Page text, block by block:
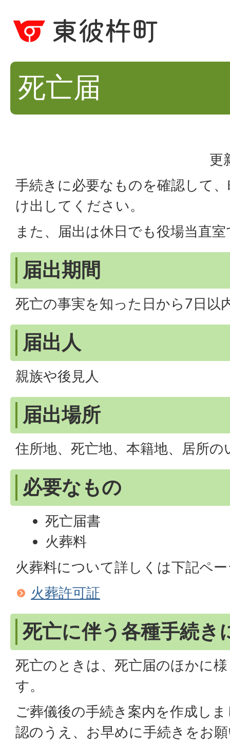
死亡届
更
手続きに必要なものを確認して
け出してください。
また、届出は休日でも役場当直
届出期間
死亡の事実を知った日から7日以
届出人
親族や後見人
届出場所
住所地、死亡地、本籍地、居所
必要なもの
死亡届書
火葬料
火葬料について詳しくは下記ペ
火葬許可証
死亡に伴う各種手続き
死亡のときは、死亡届のほかに
す。
ご葬儀後の手続き案内を作成し
認のうえ、お早めに手続きをお